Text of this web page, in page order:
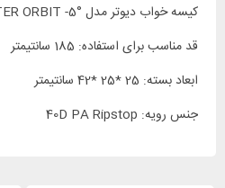
کیسه خواب دیوتر مدل DEUTER ORBIT -5°
قد مناسب برای استفاده: 185 سانتیمتر
ابعاد بسته: 25 *25 *42 سانتیمتر
جنس رویه: 40D PA Ripstop